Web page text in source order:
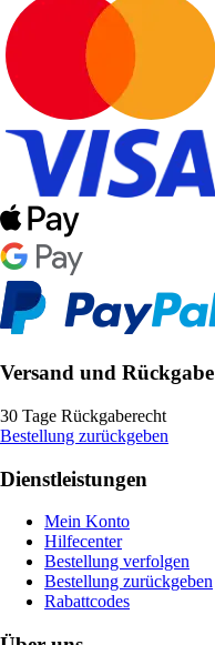
Versand und Rückgabe
30 Tage Rückgaberecht
Bestellung zurückgeben
Dienstleistungen
Mein Konto
Hilfecenter
Bestellung verfolgen
Bestellung zurückgeben
Rabattcodes